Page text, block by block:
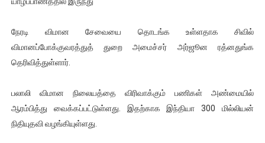
இளையராஜா – கமல் அவசர சந்திப்பு (படங்கள், விடியோ)
ஜனாதிபதி ஐக்கிய நாடுகளின் பொதுச் சபை கூட்டத்தில் இன்று
32 CM விநோத கன்றுக்குட்டி! (வீடியோ)
வலிமை தான் அஜித் திரைப்பயணத்திலே அதிக காலெக்ஷன் செய்த
நேரடி விமான சேவையை தொடங்க உள்ளதாக சிவில்
விமானப்போக்குவரத்துத் துறை அமைச்சர் அர்ஜூன ரத்னதுங்க
தெரிவித்துள்ளார்.
பலாலி விமான நிலையத்தை விரிவாக்கும் பணிகள் அண்மையில்
ஆரம்பித்து வைக்கப்பட்டுள்ளது. இதற்காக இந்தியா 300 மில்லியன்
நிதியுதவி வழங்கியுள்ளது.